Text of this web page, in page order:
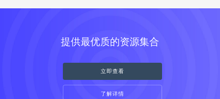
提供最优质的资源集合
立即查看
了解详情